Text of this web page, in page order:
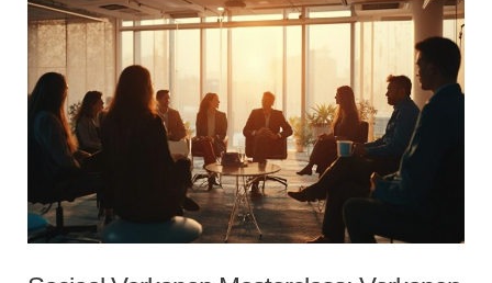
Sociaal
Verkopen
Masterclass:
Verkopen
Zonder
Aandringerig
Zijn